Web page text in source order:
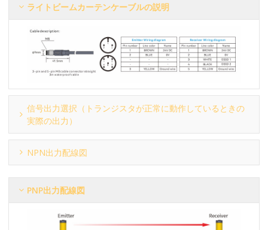
ライトビームカーテンケーブルの説明
信号出力選択（トランジスタが正常に動作しているときの
実際の出力）
NPN出力配線図
PNP出力配線図